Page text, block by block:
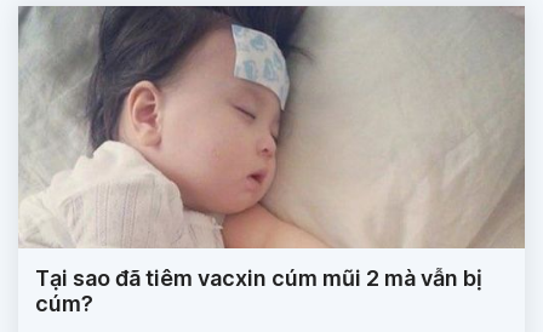
Tại sao đã tiêm vacxin cúm mũi 2 mà vẫn bị
cúm?